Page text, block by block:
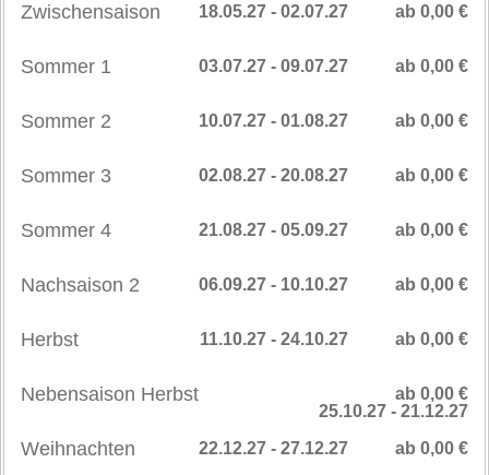
Zwischensaison ab 0,00 €
18.05.27 - 02.07.27
Sommer 1 ab 0,00 €
03.07.27 - 09.07.27
Sommer 2 ab 0,00 €
10.07.27 - 01.08.27
Sommer 3 ab 0,00 €
02.08.27 - 20.08.27
Sommer 4 ab 0,00 €
21.08.27 - 05.09.27
Nachsaison 2 ab 0,00 €
06.09.27 - 10.10.27
Herbst ab 0,00 €
11.10.27 - 24.10.27
Nebensaison Herbst
ab 0,00 €
25.10.27 - 21.12.27
Weihnachten ab 0,00 €
22.12.27 - 27.12.27